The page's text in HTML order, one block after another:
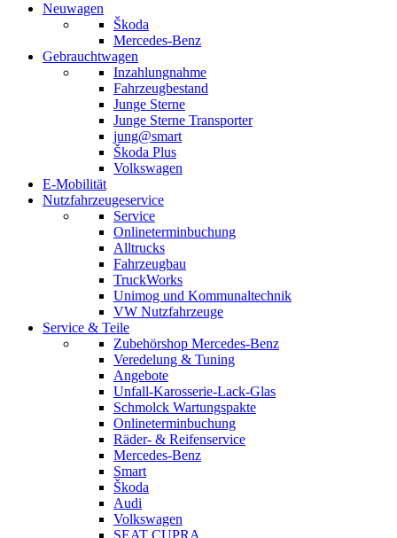
Neuwagen
Škoda
Mercedes-Benz
Gebrauchtwagen
Inzahlungnahme
Fahrzeugbestand
Junge Sterne
Junge Sterne Transporter
jung@smart
Škoda Plus
Volkswagen
E-Mobilität
Nutzfahrzeugeservice
Service
Onlineterminbuchung
Alltrucks
Fahrzeugbau
TruckWorks
Unimog und Kommunaltechnik
VW Nutzfahrzeuge
Service & Teile
Zubehörshop Mercedes-Benz
Veredelung & Tuning
Angebote
Unfall-Karosserie-Lack-Glas
Schmolck Wartungspakte
Onlineterminbuchung
Räder- & Reifenservice
Mercedes-Benz
Smart
Škoda
Audi
Volkswagen
SEAT CUPRA